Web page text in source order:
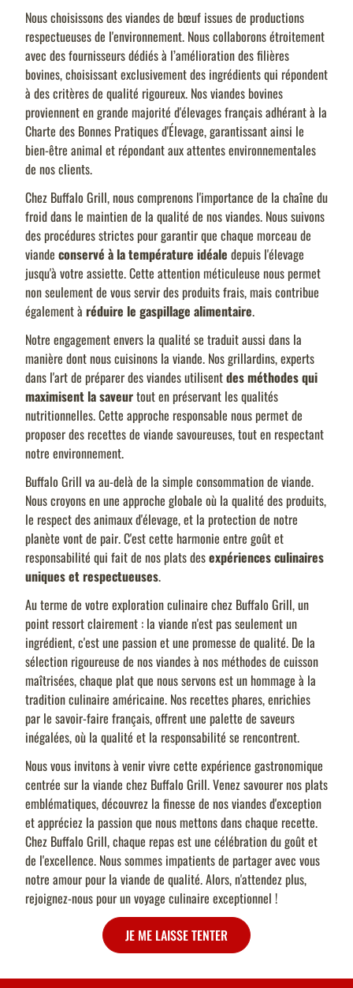
Nous choisissons des viandes de bœuf issues de productions
respectueuses de l'environnement. Nous collaborons étroitement
avec des fournisseurs dédiés à l’amélioration des filières
bovines, choisissant exclusivement des ingrédients qui répondent
à des critères de qualité rigoureux. Nos viandes bovines
proviennent en grande majorité d'élevages français adhérant à la
Charte des Bonnes Pratiques d'Élevage, garantissant ainsi le
bien-être animal et répondant aux attentes environnementales
de nos clients.
Chez Buffalo Grill, nous comprenons l'importance de la chaîne du
froid dans le maintien de la qualité de nos viandes. Nous suivons
des procédures strictes pour garantir que chaque morceau de
viande conservé à la température idéale depuis l'élevage
jusqu'à votre assiette. Cette attention méticuleuse nous permet
non seulement de vous servir des produits frais, mais contribue
également à réduire le gaspillage alimentaire.
Notre engagement envers la qualité se traduit aussi dans la
manière dont nous cuisinons la viande. Nos grillardins, experts
dans l'art de préparer des viandes utilisentdes méthodes qui
maximisent la saveurtout en préservant les qualités
nutritionnelles. Cette approche responsable nous permet de
proposer des recettes de viande savoureuses, tout en respectant
notre environnement.
Buffalo Grill va au-delà de la simple consommation de viande.
Nous croyons en une approche globale où la qualité des produits,
le respect des animaux d'élevage, et la protection de notre
planète vont de pair. C'est cette harmonie entre goût et
responsabilité qui fait de nos plats desexpériences culinaires
uniques et respectueuses.
Au terme de votre exploration culinaire chez Buffalo Grill, un
point ressort clairement : la viande n'est pas seulement un
ingrédient, c'est une passion et une promesse de qualité. De la
sélection rigoureuse de nos viandes à nos méthodes de cuisson
maîtrisées, chaque plat que nous servons est un hommage à la
tradition culinaire américaine. Nos recettes phares, enrichies
par le savoir-faire français, offrent une palette de saveurs
inégalées, où la qualité et la responsabilité se rencontrent.
Nous vous invitons à venir vivre cette expérience gastronomique
centrée sur la viande chez Buffalo Grill. Venez savourer nos plats
emblématiques, découvrez la finesse de nos viandes d'exception
et appréciez la passion que nous mettons dans chaque recette.
Chez Buffalo Grill, chaque repas est une célébration du goût et
de l'excellence. Nous sommes impatients de partager avec vous
notre amour pour la viande de qualité. Alors, n'attendez plus,
rejoignez-nous pour un voyage culinaire exceptionnel !
JE ME LAISSE TENTER